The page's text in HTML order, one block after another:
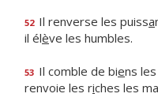
52 Il renverse les puissa
il élève les humbles.
53 Il comble de biens
renvoie les riches les